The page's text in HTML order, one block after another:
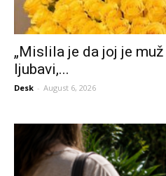
„Mislila je da joj je
ljubavi,...
Desk - August 6, 2026